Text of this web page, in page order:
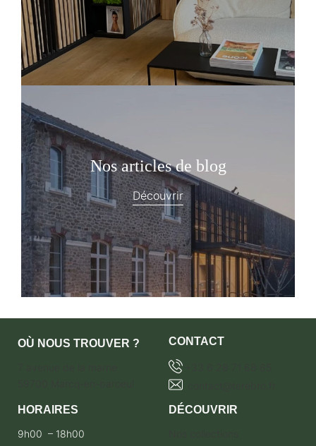
Nos articles de blog
Découvrir
OÙ NOUS TROUVER ?
CONTACT
HORAIRES
9h00 – 18h00
DÉCOUVRIR